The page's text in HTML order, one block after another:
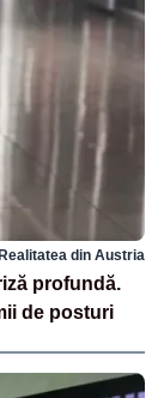
Realitatea din Austria
profundă.
de posturi